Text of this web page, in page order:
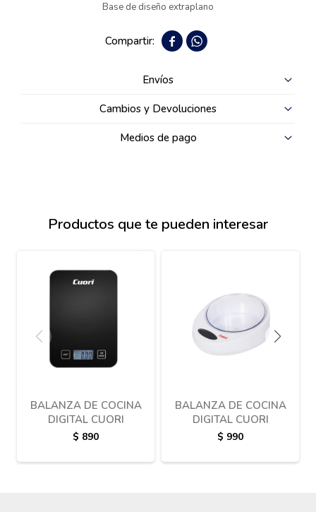
Base de diseño extraplano
 
Envíos
Cambios y Devoluciones
Medios de pago
Productos que te pueden interesar
BALANZA DE COCINA
DIGITAL CUORI
$ 890
BALANZA DE COCINA
DIGITAL CUORI
$ 990